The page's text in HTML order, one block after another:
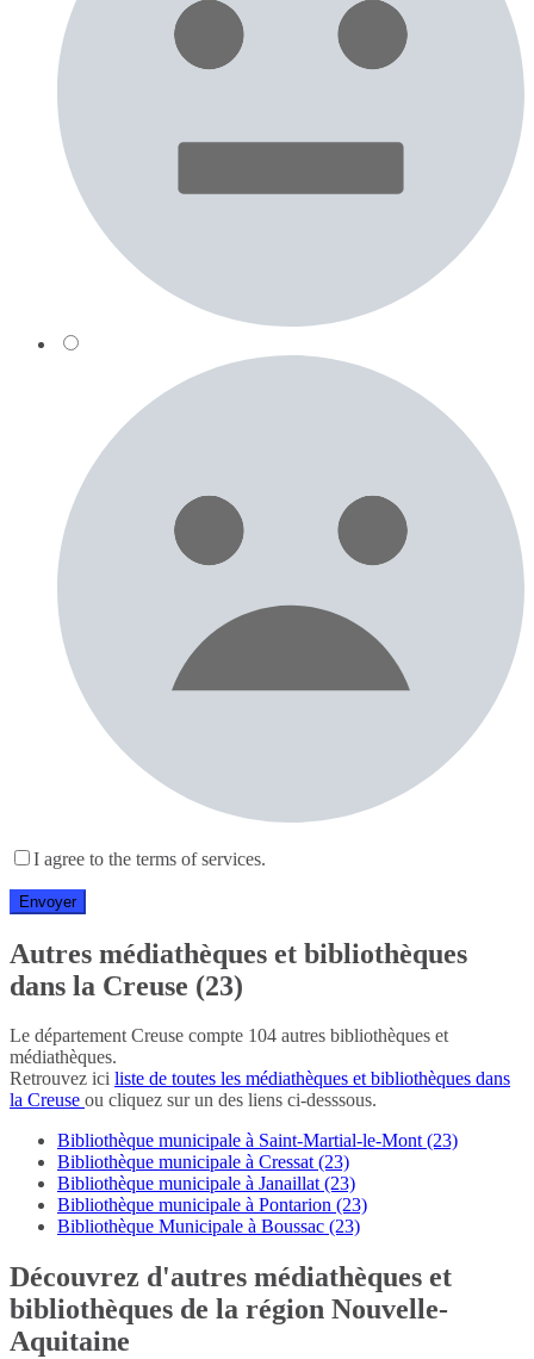
I agree to the terms of services.
Autres médiathèques et bibliothèques
dans la Creuse (23)
Le département Creuse compte 104 autres bibliothèques et
médiathèques.
Retrouvez ici liste de toutes les médiathèques et bibliothèques dans
la Creuse ou cliquez sur un des liens ci-desssous.
Bibliothèque municipale à Saint-Martial-le-Mont (23)
Bibliothèque municipale à Cressat (23)
Bibliothèque municipale à Janaillat (23)
Bibliothèque municipale à Pontarion (23)
Bibliothèque Municipale à Boussac (23)
Découvrez d'autres médiathèques et
bibliothèques de la région Nouvelle-
Aquitaine